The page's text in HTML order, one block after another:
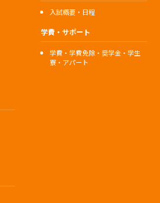
入試概要・日程
学費・サポート
学費・学費免除・奨学金・学生
寮・アパート